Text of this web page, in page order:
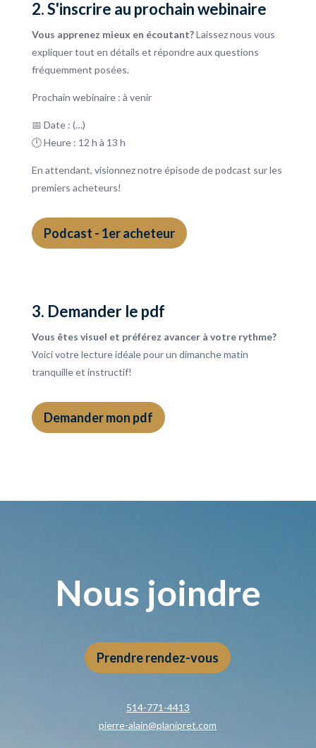
2. S'inscrire au prochain webinaire
Vous apprenez mieux en écoutant?Laissez nous vous
expliquer tout en détails et répondre aux questions
fréquemment posées.
Prochain webinaire : à venir
📅 Date : (…)
🕛 Heure : 12 h à 13 h
En attendant, visionnez notre épisode de podcast sur les
premiers acheteurs!
Podcast - 1er acheteur
3. Demander le pdf
Vous êtes visuel et préférez avancer à votre rythme?
Voici votre lecture idéale pour un dimanche matin
tranquille et instructif!
Demander mon pdf
Nous joindre
Prendre rendez-vous
514-771-4413
pierre-alain@planipret.com